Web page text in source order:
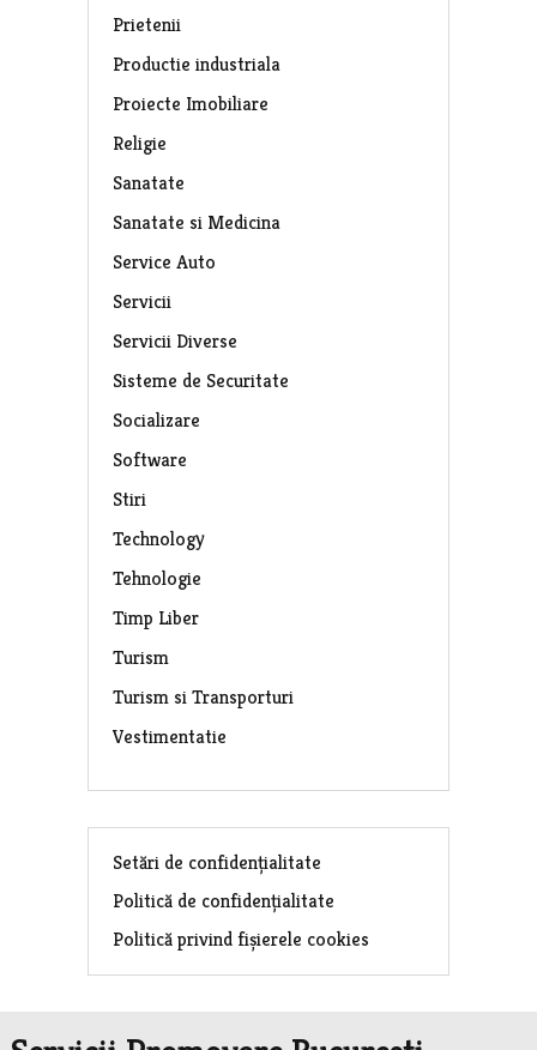
Prietenii
Productie industriala
Proiecte Imobiliare
Religie
Sanatate
Sanatate si Medicina
Service Auto
Servicii
Servicii Diverse
Sisteme de Securitate
Socializare
Software
Stiri
Technology
Tehnologie
Timp Liber
Turism
Turism si Transporturi
Vestimentatie
Setări de confidențialitate
Politică de confidențialitate
Politică privind fișierele cookies